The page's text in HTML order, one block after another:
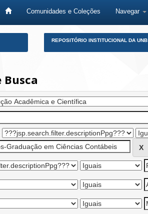
Comunidades e Coleções Navegar
REPOSITÓRIO INSTITUCIONAL DA UNB
Busca